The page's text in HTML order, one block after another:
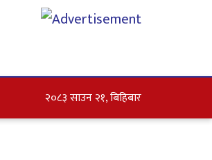
२०८३ साउन २१, बिहिबार